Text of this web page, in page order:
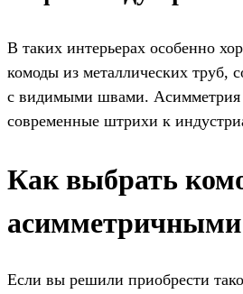
В таких интерьерах особенно
комоды из металлических труб,
с видимыми швами. Асимметрия
современные штрихи к
Как выбрать
Если вы решили приобрести